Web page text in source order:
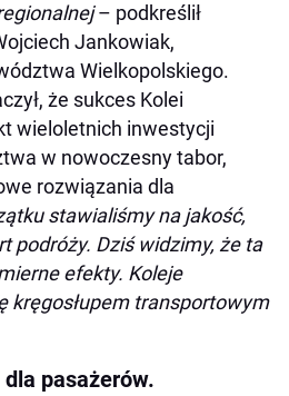
– podkreślił
Jankowiak,
Wielkopolskiego.
że sukces Kolei
wieloletnich inwestycji
w nowoczesny tabor,
rozwiązania dla
stawialiśmy na jakość,
podróży. Dziś widzimy, że ta
efekty. Koleje
kręgosłupem transportowym
pasażerów.